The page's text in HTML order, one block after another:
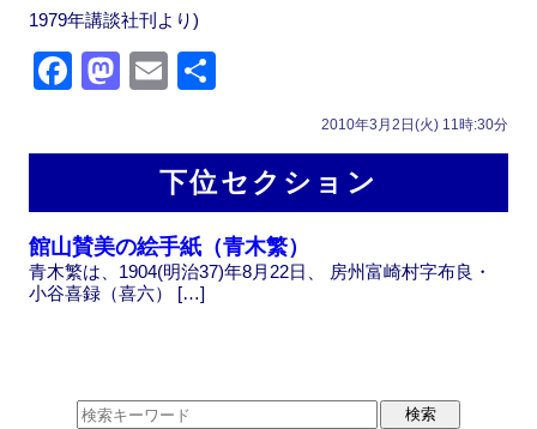
1979年講談社刊より)
F
c
b
o
o
M
st
d
o
n
E
ail
2010年3月2日(火) 11時:30分
下位セクション
館山賛美の絵手紙（青木繁）
青木繁は、1904(明治37)年8月22日、 房州富崎村字布良・
小谷喜録（喜六） […]